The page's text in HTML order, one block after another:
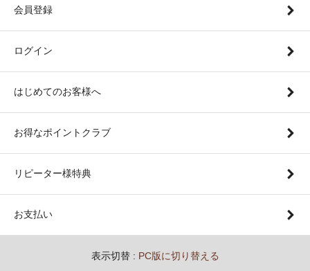
会員登録
ログイン
はじめてのお客様へ
お得なポイントクラブ
リピーター様特典
お支払い
表示切替 : PC版に切り替える